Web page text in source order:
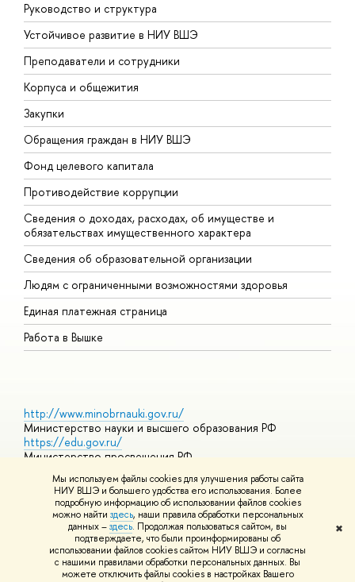
Мы используем файлы cookies для улучшения работы сайта
НИУ ВШЭ и большего удобства его использования. Более
подробную информацию об использовании файлов cookies
можно найти здесь, наши правила обработки персональных
данных –здесь. Продолжая пользоваться сайтом, вы
подтверждаете, что были проинформированы об
использовании файлов cookies сайтом НИУ ВШЭ и согласны
с нашими правилами обработки персональных данных. Вы
можете отключить файлы cookies в настройках Вашего
✖
Руководство и структура
Устойчивое развитие в НИУ ВШЭ
Преподаватели и сотрудники
Корпуса и общежития
Закупки
Обращения граждан в НИУ ВШЭ
Фонд целевого капитала
Противодействие коррупции
Сведения о доходах, расходах, об имуществе и
обязательствах имущественного характера
Сведения об образовательной организации
Людям с ограниченными возможностями здоровья
Единая платежная страница
Работа в Вышке
http://www.minobrnauki.gov.ru/
Министерство науки и высшего образования РФ
https://edu.gov.ru/
Министерство просвещения РФ
https://elearning.hse.ru/mooc
Массовые открытые онлайн-курсы
© НИУ ВШЭ 1993–2026 Адреса и контактыУсловия
использования материалов Политика конфиденциальности
Шрифты HSE Sans и HSE Slab разработаны вШколе дизайна НИУ